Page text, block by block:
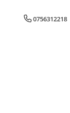
0756312218